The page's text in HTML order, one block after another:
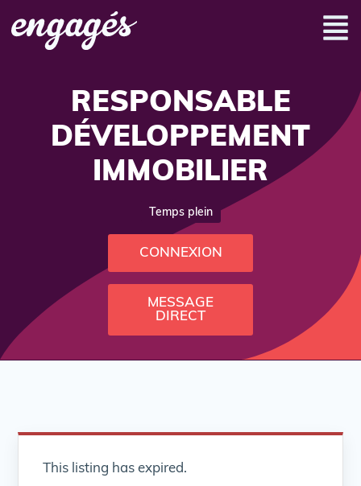
RESPONSABLE
DÉVELOPPEMENT
IMMOBILIER
Temps plein
CONNEXION
MESSAGE
DIRECT
This listing has expired.